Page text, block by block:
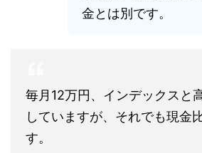
金とは別です。
毎月12万円、インデックスと
していますが、それでも現金
す。